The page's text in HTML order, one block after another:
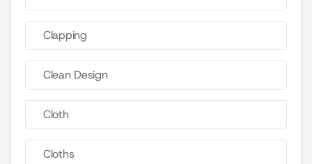
Clapping
Clean Design
Cloth
Cloths